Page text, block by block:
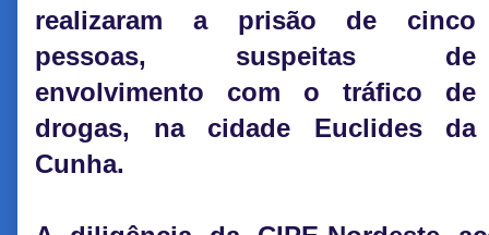
realizaram a prisão de cinco
pessoas, suspeitas de
envolvimento com o tráfico de
drogas, na cidade Euclides da
Cunha.